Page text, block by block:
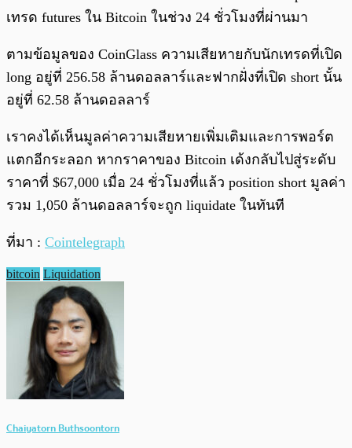
เทรด futures ใน Bitcoin ในช่วง 24 ชั่วโมงที่ผ่านมา
ตามข้อมูลของ CoinGlass ความเสียหายกับนักเทรดที่เปิด
long อยู่ที่ 256.58 ล้านดอลลาร์และฟากฝั่งที่เปิด short นั้น
อยู่ที่ 62.58 ล้านดอลลาร์
เราคงได้เห็นมูลค่าความเสียหายเพิ่มเติมและการพอร์ต
แตกอีกระลอก หากราคาของ Bitcoin เด้งกลับไปสู่ระดับ
ราคาที่ $67,000 เมื่อ 24 ชั่วโมงที่แล้ว position short มูลค่า
รวม 1,050 ล้านดอลลาร์จะถูก liquidate ในทันที
ที่มา : Cointelegraph
bitcoin Liquidation
Chaiyatorn Buthsoontorn